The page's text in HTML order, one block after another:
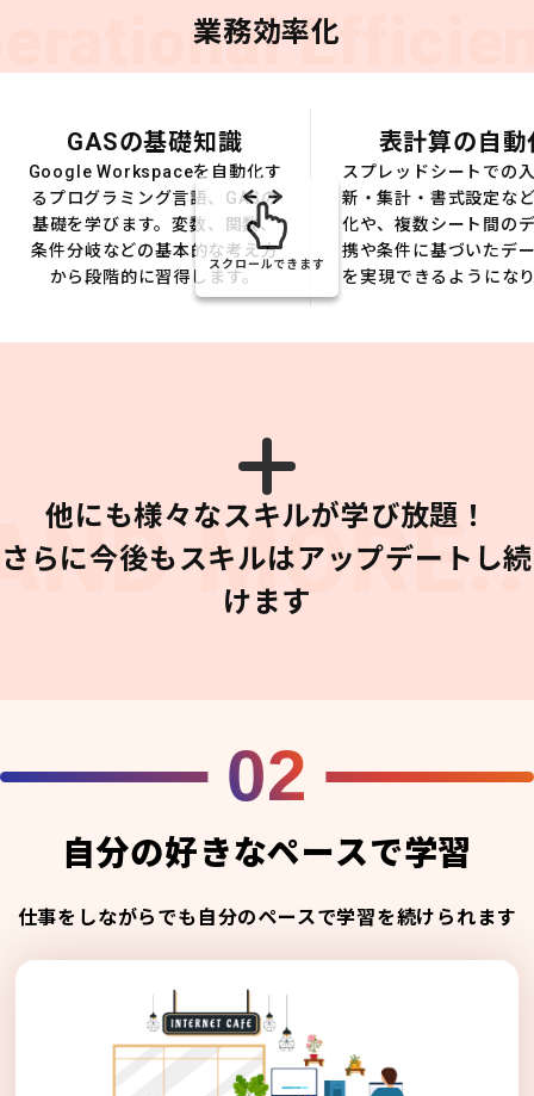
業務効率化
GASの基礎知識
Google Workspaceを自動化す
るプログラミング言語、GASの
基礎を学びます。変数、関数、
条件分岐などの基本的な考え方
から段階的に習得します。
表計算の自動
スプレッドシートでの
新・集計・書式設定な
化や、複数シート間の
携や条件に基づいたデ
を実現できるようにな
スクロールできます
他にも様々なスキルが学び放題！
さらに今後もスキルはアップデートし続
けます
02
自分の好きなペースで学習
仕事をしながらでも自分のペースで学習を続けられます